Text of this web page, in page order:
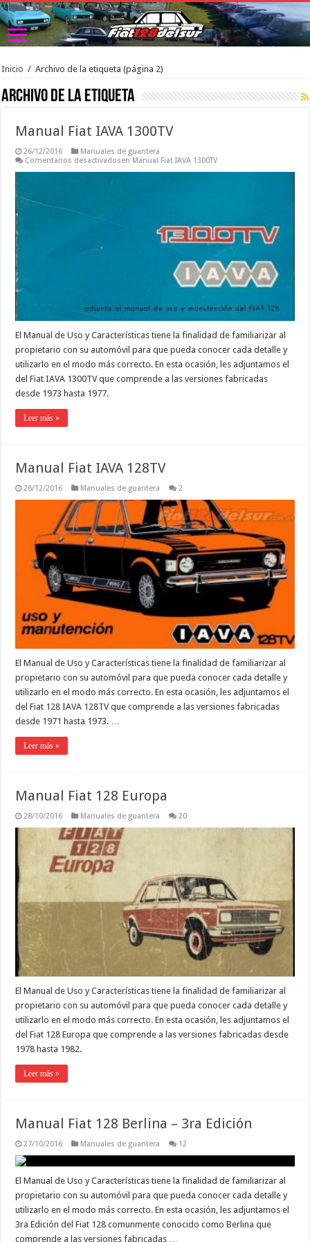
Inicio / Archivo de la etiqueta (página 2)
Archivo de la etiqueta
Manual Fiat IAVA 1300TV
26/12/2016
Manuales de guantera
Comentarios desactivadosen Manual Fiat IAVA 1300TV
El Manual de Uso y Características tiene la finalidad de familiarizar al
propietario con su automóvil para que pueda conocer cada detalle y
utilizarlo en el modo más correcto. En esta ocasión, les adjuntamos el
del Fiat IAVA 1300TV que comprende a las versiones fabricadas
desde 1973 hasta 1977.
Leer más »
Manual Fiat IAVA 128TV
26/12/2016 Manuales de guantera 2
El Manual de Uso y Características tiene la finalidad de familiarizar al
propietario con su automóvil para que pueda conocer cada detalle y
utilizarlo en el modo más correcto. En esta ocasión, les adjuntamos el
del Fiat 128 IAVA 128TV que comprende a las versiones fabricadas
desde 1971 hasta 1973. …
Leer más »
Manual Fiat 128 Europa
28/10/2016 Manuales de guantera 20
El Manual de Uso y Características tiene la finalidad de familiarizar al
propietario con su automóvil para que pueda conocer cada detalle y
utilizarlo en el modo más correcto. En esta ocasión, les adjuntamos el
del Fiat 128 Europa que comprende a las versiones fabricadas desde
1978 hasta 1982.
Leer más »
Manual Fiat 128 Berlina – 3ra Edición
27/10/2016 Manuales de guantera 12
El Manual de Uso y Características tiene la finalidad de familiarizar al
propietario con su automóvil para que pueda conocer cada detalle y
utilizarlo en el modo más correcto. En esta ocasión, les adjuntamos el
3ra Edición del Fiat 128 comunmente conocido como Berlina que
comprende a las versiones fabricadas …